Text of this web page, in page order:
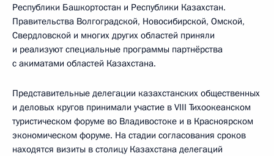
Республики Башкортостан и Республики Казахстан.
Правительства Волгоградской, Новосибирской, Омской,
Свердловской и многих других областей приняли
и реализуют специальные программы партнёрства
с акиматами областей Казахстана.
Представительные делегации казахстанских общественных
и деловых кругов принимали участие в VIII Тихоокеанском
туристическом форуме во Владивостоке и в Красноярском
экономическом форуме. На стадии согласования сроков
находятся визиты в столицу Казахстана делегаций